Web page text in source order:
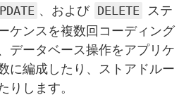
、および DELETE
ステ
ケンスを複数回コーディング
データベース操作をアプリケ
に編成したり、ストアドルー
りします。